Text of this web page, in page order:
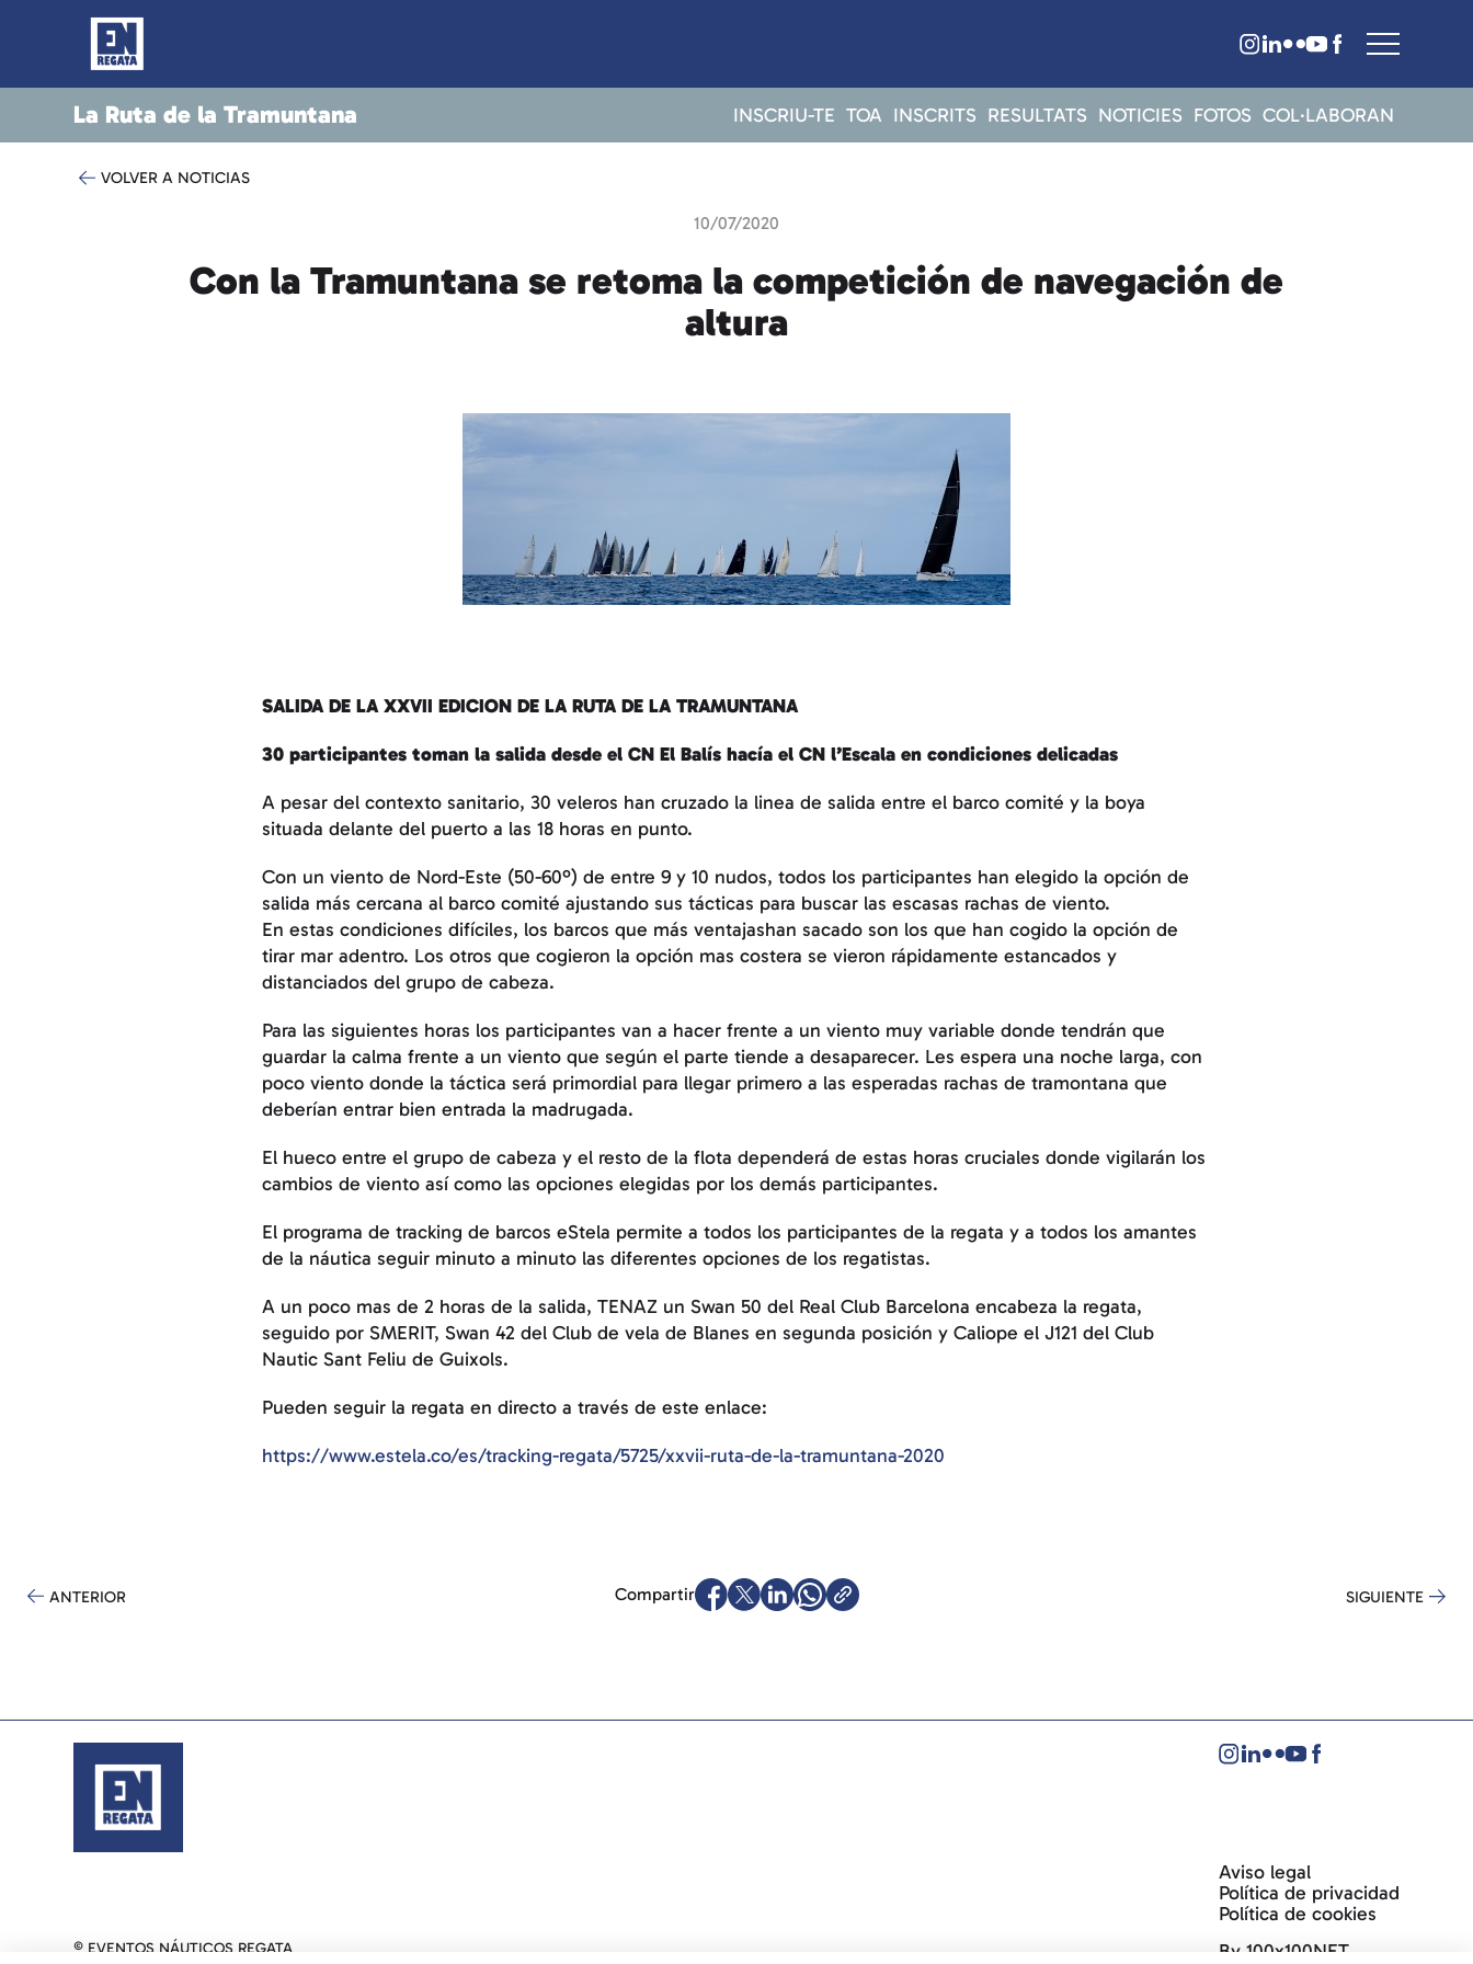
La Ruta de la Tramuntana INSCRIU-TE TOA INSCRITS RESULTATS NOTICIES FOTOS COL·LABORAN
VOLVER A NOTICIAS
10/07/2020
Con la Tramuntana se retoma la competición de navegación de
altura
SALIDA DE LA XXVII EDICION DE LA RUTA DE LA TRAMUNTANA
30 participantes toman la salida desde el CN El Balís hacía el CN l’Escala en condiciones delicadas
A pesar del contexto sanitario, 30 veleros han cruzado la linea de salida entre el barco comité y la boya
situada delante del puerto a las 18 horas en punto.
Con un viento de Nord-Este (50-60º) de entre 9 y 10 nudos, todos los participantes han elegido la opción de
salida más cercana al barco comité ajustando sus tácticas para buscar las escasas rachas de viento.
En estas condiciones difíciles, los barcos que más ventajashan sacado son los que han cogido la opción de
tirar mar adentro. Los otros que cogieron la opción mas costera se vieron rápidamente estancados y
distanciados del grupo de cabeza.
Para las siguientes horas los participantes van a hacer frente a un viento muy variable donde tendrán que
guardar la calma frente a un viento que según el parte tiende a desaparecer. Les espera una noche larga, con
poco viento donde la táctica será primordial para llegar primero a las esperadas rachas de tramontana que
deberían entrar bien entrada la madrugada.
El hueco entre el grupo de cabeza y el resto de la flota dependerá de estas horas cruciales donde vigilarán los
cambios de viento así como las opciones elegidas por los demás participantes.
El programa de tracking de barcos eStela permite a todos los participantes de la regata y a todos los amantes
de la náutica seguir minuto a minuto las diferentes opciones de los regatistas.
A un poco mas de 2 horas de la salida, TENAZ un Swan 50 del Real Club Barcelona encabeza la regata,
seguido por SMERIT, Swan 42 del Club de vela de Blanes en segunda posición y Caliope el J121 del Club
Nautic Sant Feliu de Guixols.
Pueden seguir la regata en directo a través de este enlace:
https://www.estela.co/es/tracking-regata/5725/xxvii-ruta-de-la-tramuntana-2020
Compartir
ANTERIOR SIGUIENTE
© EVENTOS NÁUTICOS REGATA
Aviso legal
Política de privacidad
Política de cookies
By 100x100NET